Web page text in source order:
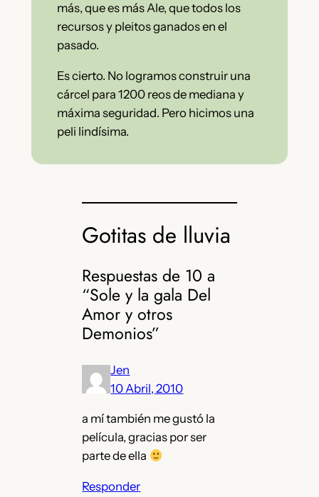
más, que es más Ale, que todos los
recursos y pleitos ganados en el
pasado.
Es cierto. No logramos construir una
cárcel para 1200 reos de mediana y
máxima seguridad. Pero hicimos una
peli lindísima.
Gotitas de lluvia
Respuestas de 10 a
“Sole y la gala Del
Amor y otros
Demonios”
Jen
10 Abril, 2010
a mí también me gustó la
película, gracias por ser
parte de ella
Responder